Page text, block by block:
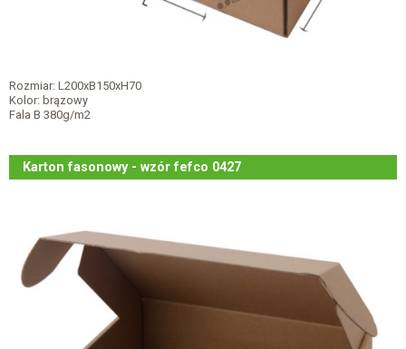
Rozmiar: L200xB150xH70
Kolor: brązowy
Fala B 380g/m2
Karton fasonowy - wzór fefco 0427